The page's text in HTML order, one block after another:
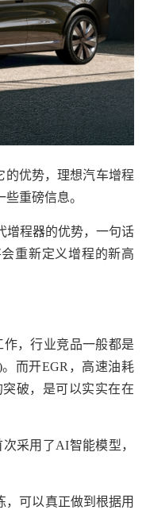
优势，理想汽车增程
重磅信息。
程器的优势，一句话
重新定义增程的新高
，行业竞品一般都是
而开EGR，高速油耗
破，是可以实实在在
采用了AI智能模型，
可以真正做到根据用